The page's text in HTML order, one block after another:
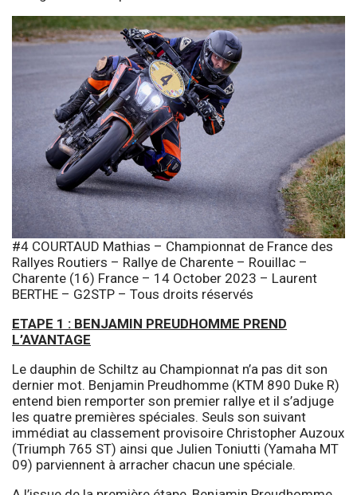
#4 COURTAUD Mathias – Championnat de France des
Rallyes Routiers – Rallye de Charente – Rouillac –
Charente (16) France – 14 October 2023 – Laurent
BERTHE – G2STP – Tous droits réservés
ETAPE 1 : BENJAMIN PREUDHOMME PREND
L’AVANTAGE
Le dauphin de Schiltz au Championnat n’a pas dit son
dernier mot. Benjamin Preudhomme (KTM 890 Duke R)
entend bien remporter son premier rallye et il s’adjuge
les quatre premières spéciales. Seuls son suivant
immédiat au classement provisoire Christopher Auzoux
(Triumph 765 ST) ainsi que Julien Toniutti (Yamaha MT
09) parviennent à arracher chacun une spéciale.